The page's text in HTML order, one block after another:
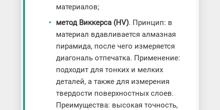
материалов;
метод Виккерса (HV). Принцип: в
материал вдавливается алмазная
пирамида, после чего измеряется
диагональ отпечатка. Применение:
подходит для тонких и мелких
деталей, а также для измерения
твердости поверхностных слоев.
Преимущества: высокая точность,